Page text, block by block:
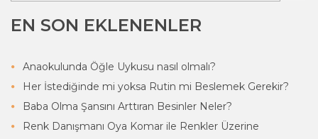
EN SON EKLENENLER
Anaokulunda Öğle Uykusu nasıl olmalı?
Her İstediğinde mi yoksa Rutin mi Beslemek Gerekir?
Baba Olma Şansını Arttıran Besinler Neler?
Renk Danışmanı Oya Komar ile Renkler Üzerine